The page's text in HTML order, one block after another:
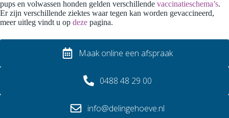
pups en volwassen honden gelden verschillende vaccinatieschema’s.
Er zijn verschillende ziektes waar tegen kan worden gevaccineerd,
meer uitleg vindt u op deze pagina.
Maak online een afspraak
0488 48 29 00
info@delingehoeve.nl